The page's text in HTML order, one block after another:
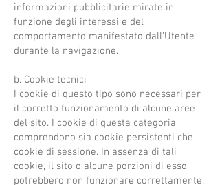
informazioni pubblicitarie mirate in
funzione degli interessi e del
comportamento manifestato dall'Utente
durante la navigazione.
b. Cookie tecnici
I cookie di questo tipo sono necessari per
il corretto funzionamento di alcune aree
del sito. I cookie di questa categoria
comprendono sia cookie persistenti che
cookie di sessione. In assenza di tali
cookie, il sito o alcune porzioni di esso
potrebbero non funzionare correttamente.